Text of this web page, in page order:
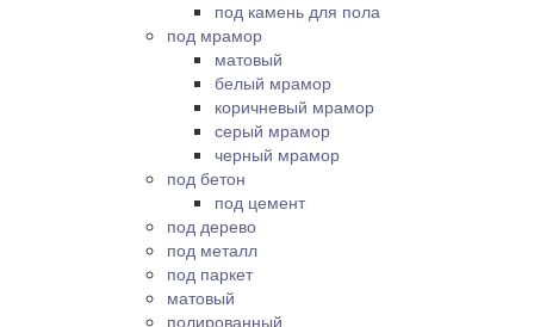
под камень для пола
под мрамор
матовый
белый мрамор
коричневый мрамор
серый мрамор
черный мрамор
под бетон
под цемент
под дерево
под металл
под паркет
матовый
полированный